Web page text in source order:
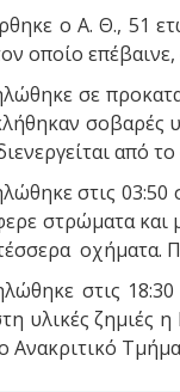
ο Α. Θ., 51
οποίο
σε
σοβαρές
από
στις
στρώματα και
οχήματα.
στις
υλικές ζημιές
Ανακριτικό